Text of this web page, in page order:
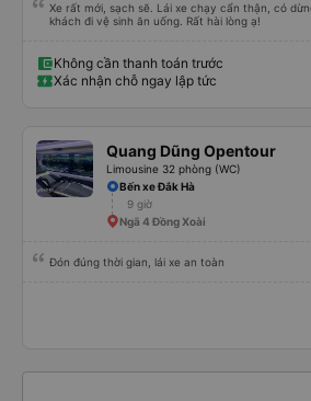
Xe rất mới, sạch sẽ. Lái xe chạy cẩn thận, có
khách đi vệ sinh ăn uống. Rất hài lòng ạ!
Không cần thanh toán trước
Xác nhận chỗ ngay lập tức
Quang Dũng Opentour
Limousine 32 phòng (WC)
Bến xe Đắk Hà
9 giờ
Ngã 4 Đồng Xoài
Đón đúng thời gian, lái xe an toàn